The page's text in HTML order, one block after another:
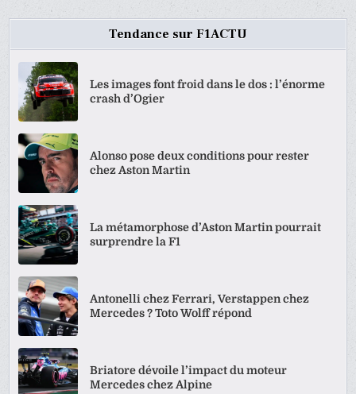
Tendance sur F1ACTU
Les images font froid dans le dos : l’énorme
crash d’Ogier
Alonso pose deux conditions pour rester
chez Aston Martin
La métamorphose d’Aston Martin pourrait
surprendre la F1
Antonelli chez Ferrari, Verstappen chez
Mercedes ? Toto Wolff répond
Briatore dévoile l’impact du moteur
Mercedes chez Alpine